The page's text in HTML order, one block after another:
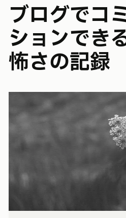
ブログでコミュニケー
ションでき
怖さの記録